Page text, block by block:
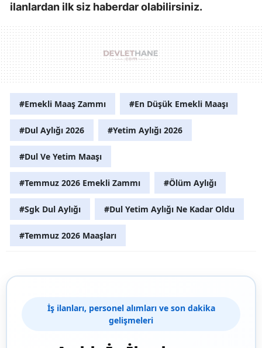
ilanlardan ilk siz haberdar olabilirsiniz.
#Emekli Maaş Zammı #En Düşük Emekli Maaşı
#Dul Aylığı 2026 #Yetim Aylığı 2026
#Dul Ve Yetim Maaşı
#Temmuz 2026 Emekli Zammı #Ölüm Aylığı
#Sgk Dul Aylığı #Dul Yetim Aylığı Ne Kadar Oldu
#Temmuz 2026 Maaşları
İş ilanları, personel alımları ve son dakika
gelişmeleri